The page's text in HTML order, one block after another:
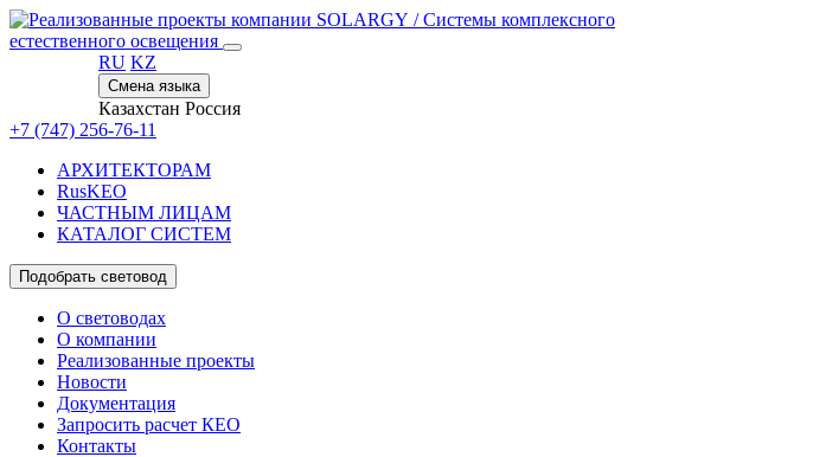
/ Системы комплексного
естественного освещения
RU KZ
Смена языка
Казахстан Россия
+7 (747) 256-76-11
АРХИТЕКТОРАМ
RusKEO
ЧАСТНЫМ ЛИЦАМ
КАТАЛОГ СИСТЕМ
Подобрать световод
О световодах
О компании
Реализованные проекты
Новости
Документация
Запросить расчет КЕО
Контакты